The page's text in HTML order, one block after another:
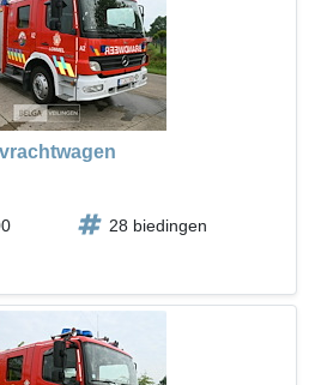
28 biedingen